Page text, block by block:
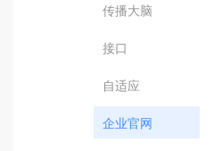
传播大脑
接口
自适应
企业官网